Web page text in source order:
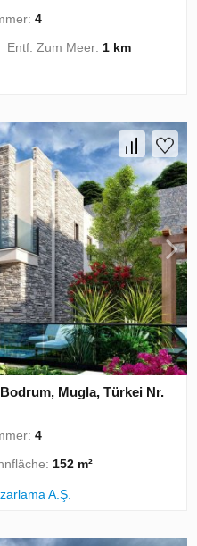
4
Entf. Zum Meer:1 km
Mugla, Türkei Nr.
4
152 m²
A.Ş.